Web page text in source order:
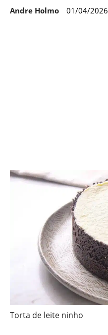
Andre Holmo 01/04/2026
Torta de leite ninho